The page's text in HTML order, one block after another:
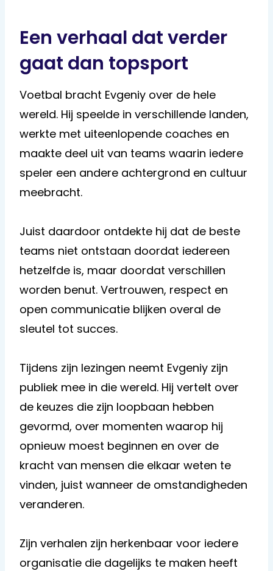
Een verhaal dat verder
gaat dan topsport
Voetbal bracht Evgeniy over de hele
wereld. Hij speelde in verschillende landen,
werkte met uiteenlopende coaches en
maakte deel uit van teams waarin iedere
speler een andere achtergrond en cultuur
meebracht.
Juist daardoor ontdekte hij dat de beste
teams niet ontstaan doordat iedereen
hetzelfde is, maar doordat verschillen
worden benut. Vertrouwen, respect en
open communicatie blijken overal de
sleutel tot succes.
Tijdens zijn lezingen neemt Evgeniy zijn
publiek mee in die wereld. Hij vertelt over
de keuzes die zijn loopbaan hebben
gevormd, over momenten waarop hij
opnieuw moest beginnen en over de
kracht van mensen die elkaar weten te
vinden, juist wanneer de omstandigheden
veranderen.
Zijn verhalen zijn herkenbaar voor iedere
organisatie die dagelijks te maken heeft